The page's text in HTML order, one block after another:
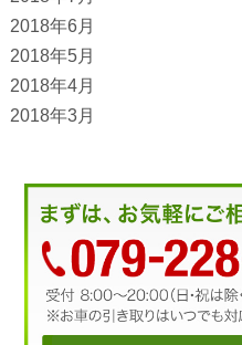
2018年6月
2018年5月
2018年4月
2018年3月